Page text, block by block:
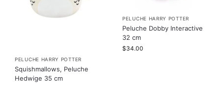
PELUCHE HARRY POTTER
Squishmallows, Peluche
Hedwige 35 cm
PELUCHE HARRY POTTER
Peluche Dobby Interactive
32 cm
$34.00